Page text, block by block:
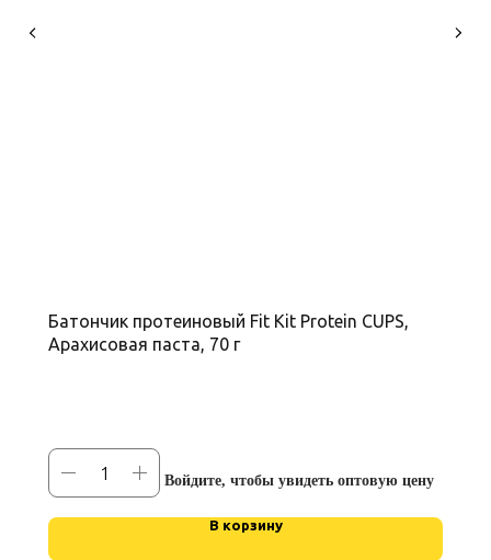
Батончик протеиновый Fit Kit Protein CUPS,
Арахисовая паста, 70 г
Войдите, чтобы увидеть оптовую цену
В корзину